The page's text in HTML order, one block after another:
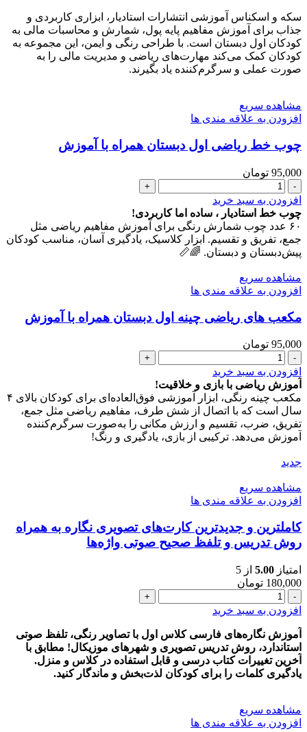
آموزشی
کتاب
ریاضی
اول
دبستان
سکه و اسکناس آموزشی انتشارات استادیار، ابزاری کاربردی و
جذاب برای آموزش مفاهیم پایه پول، شمارش و محاسبات مالی به
کودکان اول دبستان است. با طراحی رنگی و ایمن، این مجموعه به
کودکان کمک می‌کند مهارت‌های ریاضی و مدیریت مالی را به
صورت عملی و سرگرم‌کننده یاد بگیرند.
مشاهده سریع
افزودن به علاقه مندی ها
چوب خط ریاضی اول دبستان همراه با آموزش
95,000 تومان
چوب
خط
ریاضی
اول
دبستان
همراه
آموزش
عدد
افزودن به سبد خرید
چوب خط استادیار ، ساده اما کاربردی!
۶۰ عدد چوب شمارش رنگی برای آموزش مفاهیم ریاضی مثل
جمع، تفریق و تقسیم. ابزار کلاسیک، یادگیری آسان، مناسب کودکان
پیش‌دبستان و دبستان. 🌈📏
مشاهده سریع
افزودن به علاقه مندی ها
مکعب های ریاضی چینه اول دبستان همراه با آموزش
95,000 تومان
مکعب
های
ریاضی
چینه
اول
دبستان
همراه
آموزش
افزودن به سبد خرید
آموزش ریاضی با بازی و خلاقیت!
مکعب چینه رنگی، ابزار آموزشی فوق‌العاده‌ای برای کودکان بالای ۴
سال است که با اتصال از شش طرف، مفاهیم ریاضی مثل جمع،
تفریق، ضرب، تقسیم و ارزش مکانی را به‌صورت سرگرم‌کننده
آموزش می‌دهد. ترکیبی از بازی، یادگیری و رنگ!
جدید
مشاهده سریع
افزودن به علاقه مندی ها
کاملترین و جدیدترین کارت‌های تصویری نگاره به همراه
روش تدریس و تلفظ صحیح صوتی واژه‌ها
امتیاز 5.00 از 5
180,000 تومان
کاملترین
و
کارت‌های
تصویری
نگاره
به
تدریس
و
افزودن به سبد خرید
آموزش نگاره‌های فارسی کلاس اول با تصاویر رنگی، تلفظ صوتی
استاندارد، روش تدریس تصویری و شهرهای موزیکال! مطابق با
آخرین تغییرات کتاب درسی و قابل استفاده در کلاس و منزل.
یادگیری کلمات را برای کودکان لذت‌بخش و ماندگار کنید.
مشاهده سریع
افزودن به علاقه مندی ها